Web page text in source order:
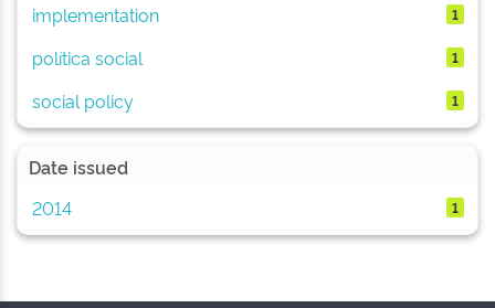
implementation 1
política social 1
social policy 1
Date issued
2014
1